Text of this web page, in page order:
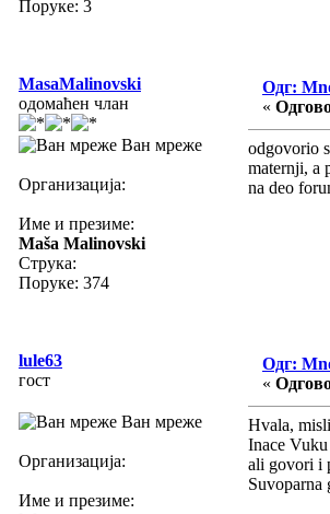
Поруке: 3
MasaMalinovski
одомаћен члан
Ван мреже
Организација:
Име и презиме:
Maša Malinovski
Струка:
Поруке: 374
Одг:
«
odgovorio
maternji, a
na deo
lule63
гост
Ван мреже
Организација:
Име и презиме:
Одг:
«
Hvala,
Inace
ali govori i
Suvoparna